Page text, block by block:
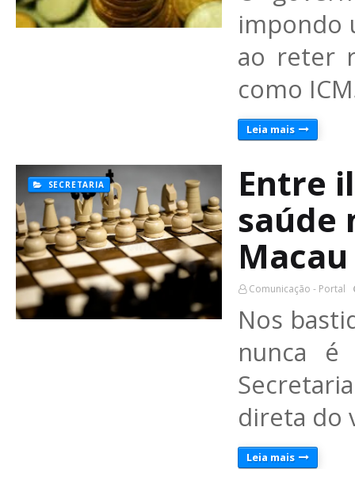
impondo
ao reter
como
Leia mais
SECRETARIA
Entre
saúde
Macau
Comunicação - Portal
Nos
nunca é
direta do
Leia mais